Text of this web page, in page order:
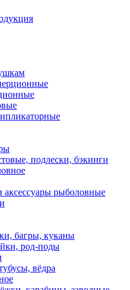
подлески, бэкинги
рыболовные
багры, куканы
род-поды
вёдра